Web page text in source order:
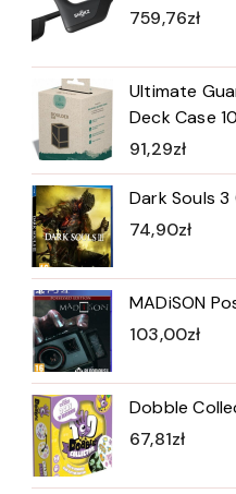
759,76zł
Ultimate
Deck Case
91,29zł
Dark Souls 3
74,90zł
MADiSON
103,00zł
Dobble
67,81zł